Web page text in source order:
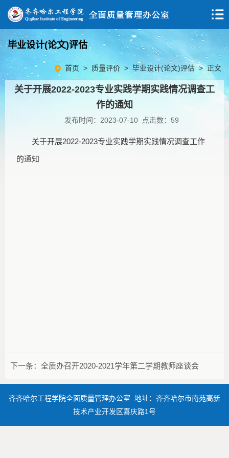
毕业设计(论文)评估
首页 >质量评价 >毕业设计(论文)评估> 正文
关于开展2022-2023专业实践学期实践情况调查工
作的通知
发布时间：2023-07-10 点击数： 59
关于开展2022-2023专业实践学期实践情况调查工作
的通知
下一条： 全质办召开2020-2021学年第二学期教师座谈会
齐齐哈尔工程学院全面质量管理办公室 地址：齐齐哈尔市南苑高新
技术产业开发区喜庆路1号